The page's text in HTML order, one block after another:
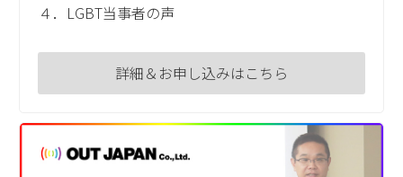
４．LGBT当事者の声
詳細＆お申し込みはこちら